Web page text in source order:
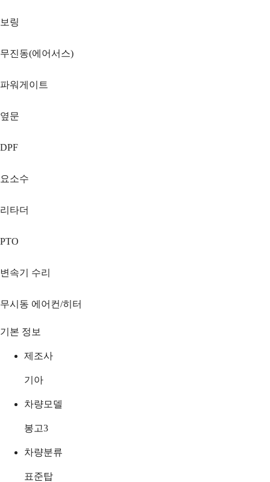
보링
무진동(에어서스)
파워게이트
옆문
DPF
요소수
리타더
PTO
변속기 수리
무시동 에어컨/히터
기본 정보
제조사
기아
차량모델
봉고3
차량분류
표준탑